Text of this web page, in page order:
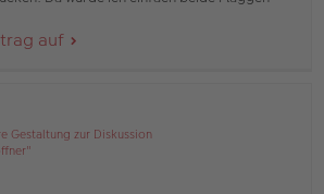
auf
Gestaltung zur Diskussion